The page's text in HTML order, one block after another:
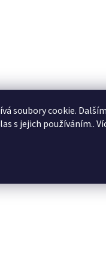
soubory cookie.
s jejich používáním..